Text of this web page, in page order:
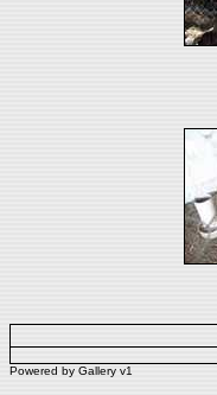
Powered by Gallery v1